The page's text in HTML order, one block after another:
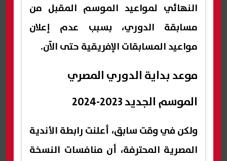
النهائي لمواعيد الموسم المقبل من
مسابقة الدوري، بسبب عدم إعلان
مواعيد المسابقات الإفريقية حتى الآن.
موعد بداية الدوري المصري
الموسم الجديد 2023-2024
ولكن في وقت سابق، أعلنت رابطة الأندية
المصرية المحترفة، أن منافسات النسخة